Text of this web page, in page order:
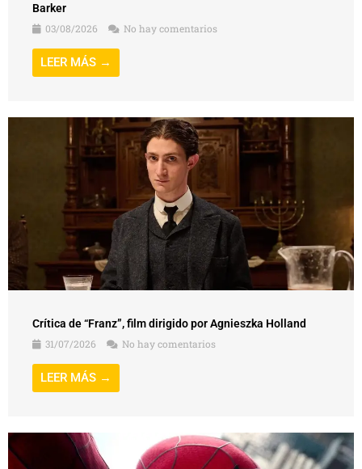
Barker
03/08/2026
No hay comentarios
LEER MÁS →
Crítica de “Franz”, film dirigido por Agnieszka Holland
31/07/2026
No hay comentarios
LEER MÁS →